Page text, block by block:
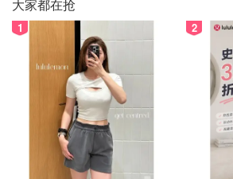
大家都在抢
1 2